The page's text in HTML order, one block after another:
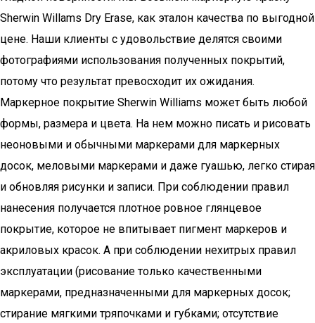
Sherwin Willams Dry Erase, как эталон качества по выгодной
цене. Наши клиенты с удовольствие делятся своими
фотографиями использования полученных покрытий,
потому что результат превосходит их ожидания.
Маркерное покрытие Sherwin Williams может быть любой
формы, размера и цвета. На нем можно писать и рисовать
неоновыми и обычными маркерами для маркерных
досок, меловыми маркерами и даже гуашью, легко стирая
и обновляя рисунки и записи. При соблюдении правил
нанесения получается плотное ровное глянцевое
покрытие, которое не впитывает пигмент маркеров и
акриловых красок. А при соблюдении нехитрых правил
эксплуатации (рисование только качественными
маркерами, предназначенными для маркерных досок;
стирание мягкими тряпочками и губками; отсутствие